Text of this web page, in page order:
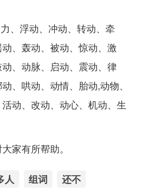
、浮动、冲动、转动、牵
、轰动、被动、惊动、激
、动脉、启动、震动、律
、哄动、动情、胎动,动物、
动、改动、动心、机动、生
家有所帮助。
人 组词 还不